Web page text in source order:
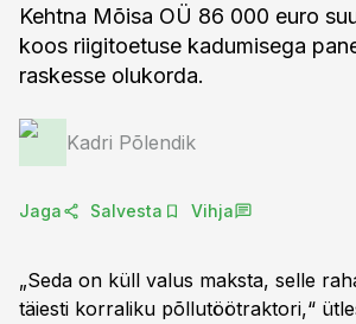
Kehtna Mõisa OÜ 86 000 euro
koos riigitoetuse kadumisega
raskesse olukorda.
Kadri Põlendik
Jaga Salvesta Vihja
„Seda on küll valus maksta, selle
täiesti korraliku põllutöötraktori,“